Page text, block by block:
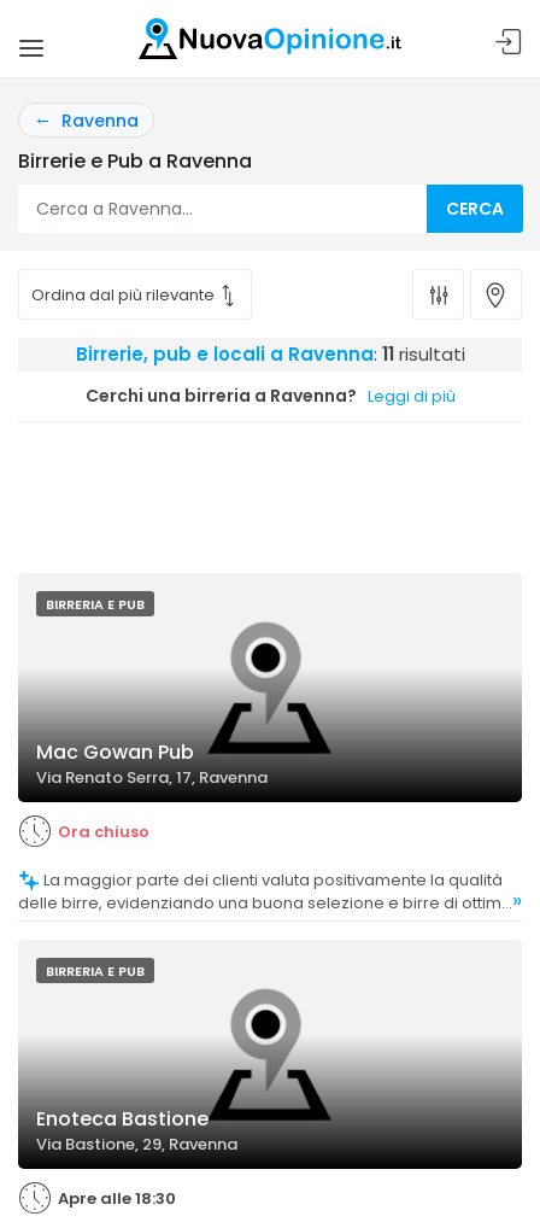
Ravenna
Birrerie e Pub a Ravenna
CERCA
Birrerie, pub e locali a Ravenna: 11risultati
Cerchi una birreria a Ravenna? Leggi di più
BIRRERIA E PUB
Mac Gowan Pub
Via Renato Serra, 17, Ravenna
Ora chiuso
delle birre, evidenziando una buona selezione e birre di ottima»
BIRRERIA E PUB
Enoteca Bastione
Via Bastione, 29, Ravenna
Apre alle 18:30